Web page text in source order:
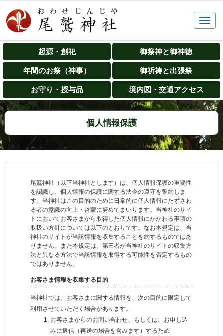
起源・創祀 御祭神と御神徳
年間のお祭（神事） 御祈祷と出張祭
お守り・授与品 境内図・交通アクセス
個人情報保護
尾鷲神社（以下当神社とします）は、個人情報保護の重要性
を認識し、個人情報の保護に関する法令の遵守を誓約しま
す。当神社はこの目的のために日常的に個人情報にたずさわ
る者の意識の向上・啓蒙に努めてまいります。当神社のサイ
トにおいてお客さまから取得した個人情報にかかわる事項の
取扱い方針については以下のとおりです。なお本規定は、当
神社のサイトが当該情報を収集することを約するものではあ
りません。また本規定は、第三者が当神社のサイトの収集方
法と異なる方法で当該情報を取得する可能性を否定するもの
ではありません。
お客さま情報を収集する目的
当神社では、お客さまに関する情報を、次の目的に限定して
利用させていただく場合があります。
お客さまからのお問い合わせ、もしくは、お申し込
みに返信（再送の場合を含みます）するため